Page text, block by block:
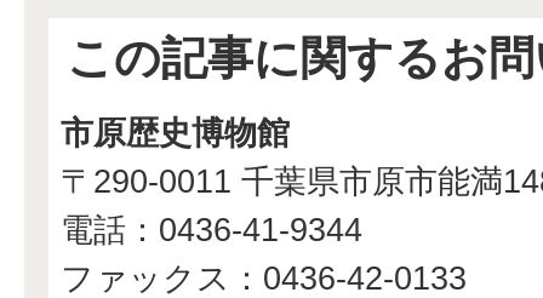
この記事に関するお
市原歴史博物館
〒290-0011 千葉県市原市能満
電話：0436-41-9344
ファックス：0436-42-0133